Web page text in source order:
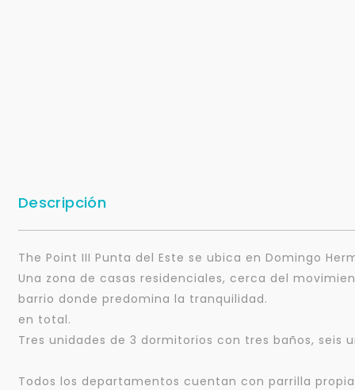
Descripción
The Point III Punta del Este se ubica en Domingo
Una zona de casas residenciales, cerca del
barrio donde predomina la tranquilidad.
en total.
Tres unidades de 3 dormitorios con tres baños,
Todos los departamentos cuentan con parrilla